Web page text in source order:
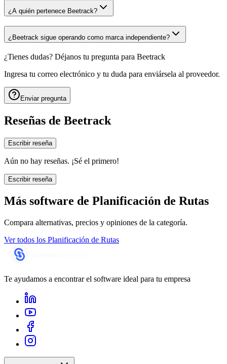
¿A quién pertenece Beetrack?
¿Beetrack sigue operando como marca independiente?
¿Tienes dudas? Déjanos tu pregunta para Beetrack
Ingresa tu correo electrónico y tu duda para enviársela al proveedor.
Enviar pregunta
Reseñas de Beetrack
Escribir reseña
Aún no hay reseñas. ¡Sé el primero!
Escribir reseña
Más software de Planificación de Rutas
Compara alternativas, precios y opiniones de la categoría.
Ver todos los Planificación de Rutas
Te ayudamos a encontrar el software ideal para tu empresa